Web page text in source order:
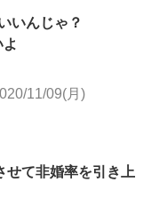
いんじゃ？
11/09(月)
せて非婚率を引き上